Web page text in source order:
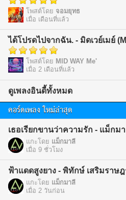
โพสต์โดย จอมยุทธ
เมื่อ เดือนที่แล้ว
ได้โปรดไปจากฉัน. - มิดเวย์เมย์
โพสต์โดย MID WAY Me'
เมื่อ 2 เดือนที่แล้ว
ดูเพลงอินดี้ทั้งหมด
คอร์ดเพลง ใหม่ล่าสุด
เธอเรียกขานว่าความรัก - แม็กม
แกะโดย แม็กมาลี
เมื่อ 9 ชั่วโมง
ฟ้าแดดสูงยาง - พิทักษ์ เสริมราษ
แกะโดย แม็กมาลี
เมื่อ 2 วันก่อน